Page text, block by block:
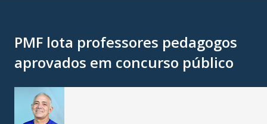
PMF lota professores pedagogos
aprovados em concurso público